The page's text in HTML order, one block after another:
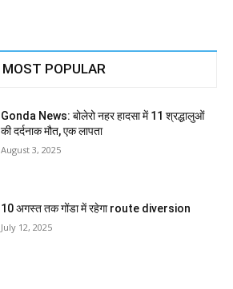
MOST POPULAR
Gonda News: बोलेरो नहर हादसा में 11 श्रद्धालुओं
की दर्दनाक मौत, एक लापता
August 3, 2025
10 अगस्त तक गोंडा में रहेगा route diversion
July 12, 2025